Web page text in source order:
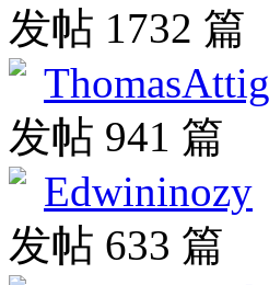
发帖 1732 篇
ThomasAttig
发帖 941 篇
Edwininozy
发帖 633 篇